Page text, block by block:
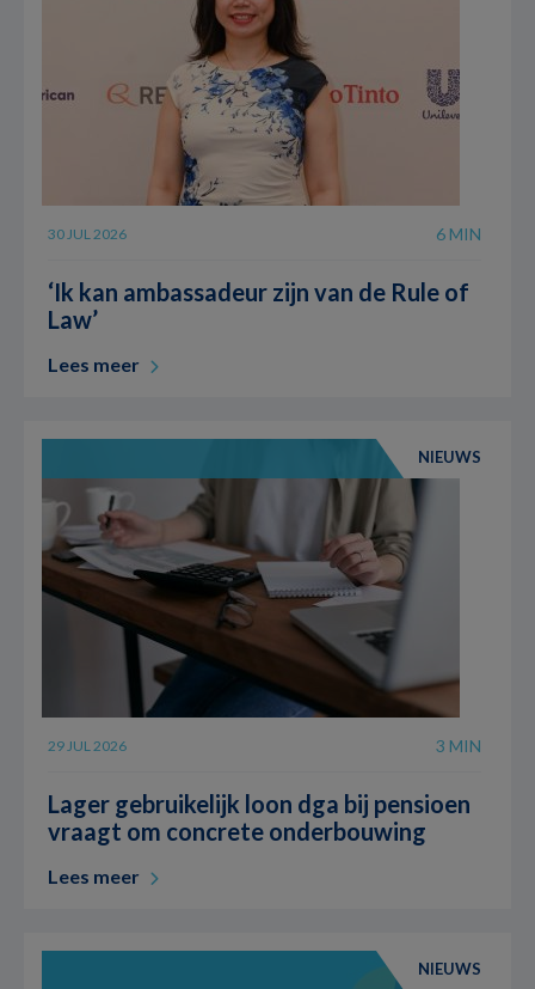
30 JUL 2026 6 MIN
‘Ik kan ambassadeur zijn van de Rule of
Law’
Lees meer
NIEUWS
29 JUL 2026 3 MIN
Lager gebruikelijk loon dga bij pensioen
vraagt om concrete onderbouwing
Lees meer
NIEUWS